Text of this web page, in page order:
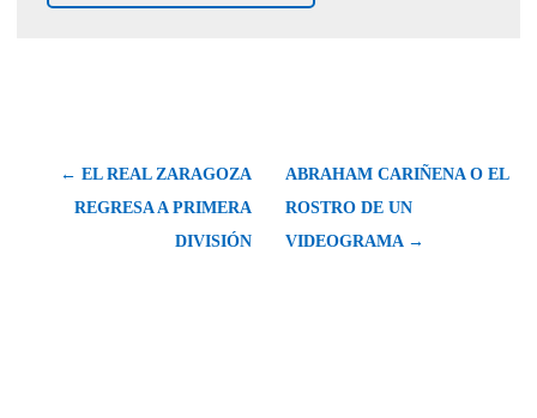
← EL REAL ZARAGOZA
REGRESA A PRIMERA
DIVISIÓN
ABRAHAM CARIÑENA O EL
ROSTRO DE UN
VIDEOGRAMA →